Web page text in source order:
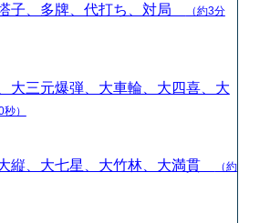
子、多牌、代打ち、対局
（約3分
大三元爆弾、大車輪、大四喜、大
）
縦、大七星、大竹林、大満貫
（約